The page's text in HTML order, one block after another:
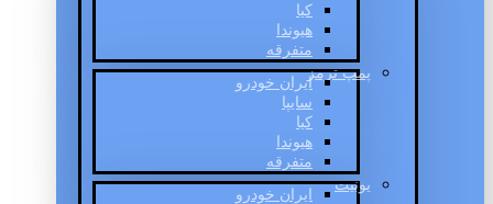
کیا
هیوندا
متفرقه
پمپ ترمز
ایران خودرو
سایپا
کیا
هیوندا
متفرقه
یونیت
ایران خودرو